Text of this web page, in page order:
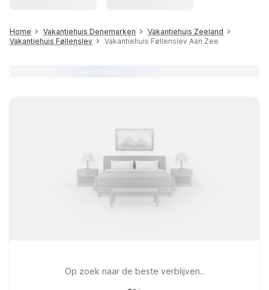
Home Vakantiehuis Denemarken
Vakantiehuis Zeeland
Vakantiehuis Føllenslev
Vakantiehuis Føllenslev Aan Zee
Op zoek naar de beste verblijven..